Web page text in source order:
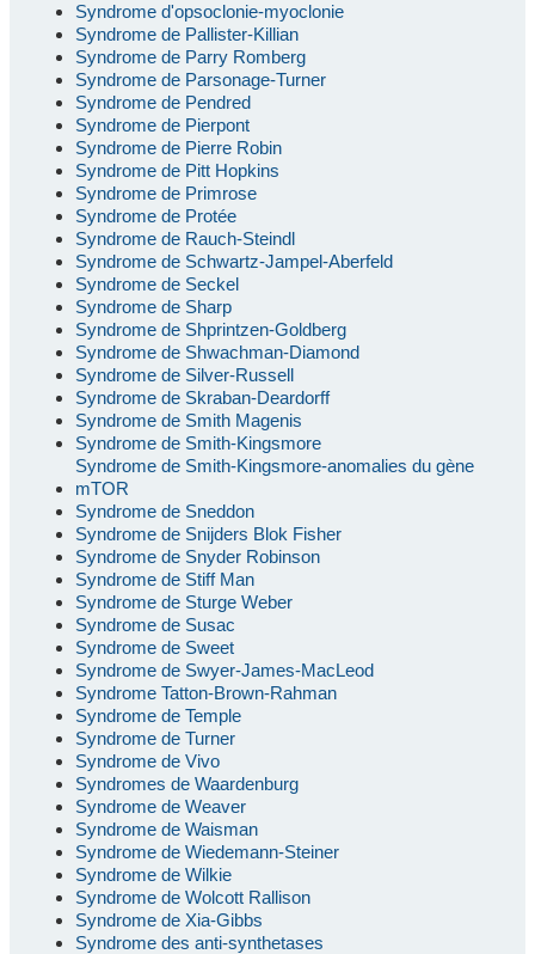
Syndrome d'opsoclonie-myoclonie
Syndrome de Pallister-Killian
Syndrome de Parry Romberg
Syndrome de Parsonage-Turner
Syndrome de Pendred
Syndrome de Pierpont
Syndrome de Pierre Robin
Syndrome de Pitt Hopkins
Syndrome de Primrose
Syndrome de Protée
Syndrome de Rauch-Steindl
Syndrome de Schwartz-Jampel-Aberfeld
Syndrome de Seckel
Syndrome de Sharp
Syndrome de Shprintzen-Goldberg
Syndrome de Shwachman-Diamond
Syndrome de Silver-Russell
Syndrome de Skraban-Deardorff
Syndrome de Smith Magenis
Syndrome de Smith-Kingsmore
Syndrome de Smith-Kingsmore-anomalies du gène
mTOR
Syndrome de Sneddon
Syndrome de Snijders Blok Fisher
Syndrome de Snyder Robinson
Syndrome de Stiff Man
Syndrome de Sturge Weber
Syndrome de Susac
Syndrome de Sweet
Syndrome de Swyer-James-MacLeod
Syndrome Tatton-Brown-Rahman
Syndrome de Temple
Syndrome de Turner
Syndrome de Vivo
Syndromes de Waardenburg
Syndrome de Weaver
Syndrome de Waisman
Syndrome de Wiedemann-Steiner
Syndrome de Wilkie
Syndrome de Wolcott Rallison
Syndrome de Xia-Gibbs
Syndrome des anti-synthetases